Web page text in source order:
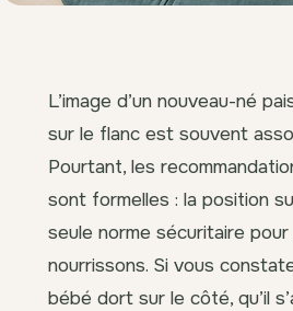
L’image d’un nouveau-né
sur le flanc est souvent
Pourtant, les
sont formelles : la position
seule norme sécuritaire
nourrissons. Si vous
bébé dort sur le côté, qu’il